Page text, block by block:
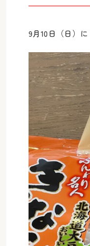
9月10日（日）